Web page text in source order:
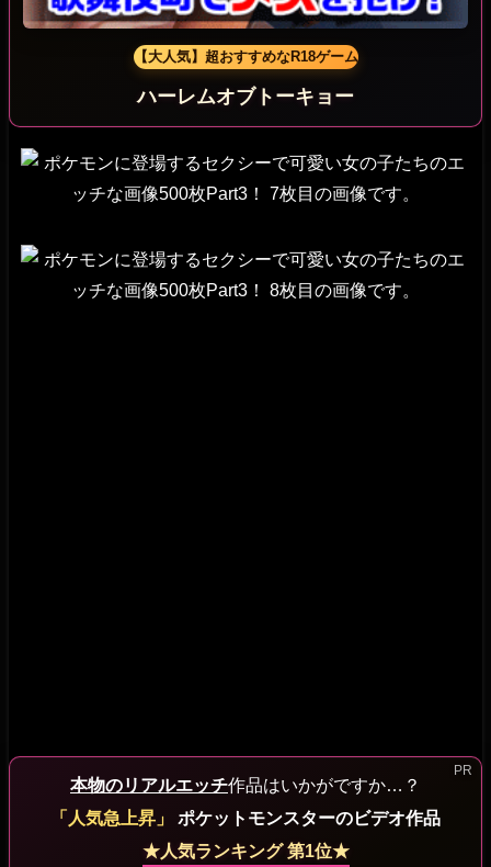
【大人気】超おすすめなR18ゲーム
ハーレムオブトーキョー
本物のリアルエッチ作品はいかがですか…？
「人気急上昇」
ポケットモンスターのビデオ作品
★人気ランキング 第1位★